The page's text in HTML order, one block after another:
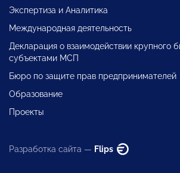
Экспертиза и Аналитика
Международная деятельность
Декларация о взаимодействии крупного
субъектами МСП
Бюро по защите прав предпринимателей
Образование
Проекты
Разработка сайта — Flips